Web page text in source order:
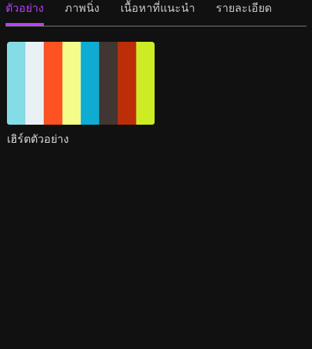
ตัวอย่าง ภาพนิ่ง เนื้อหาที่แนะนำ รายละเอียด
เฮิร์ตตัวอย่าง